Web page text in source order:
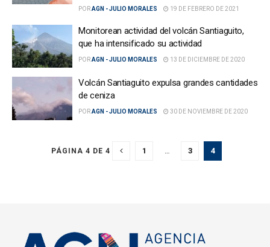
PORAGN - JULIO MORALES 19 DE FEBRERO DE 2021
Monitorean actividad del volcán Santiaguito,
que ha intensificado su actividad
PORAGN - JULIO MORALES 13 DE DICIEMBRE DE 2020
Volcán Santiaguito expulsa grandes cantidades
de ceniza
PORAGN - JULIO MORALES 30 DE NOVIEMBRE DE 2020
PÁGINA 4 DE 4 1 3 4